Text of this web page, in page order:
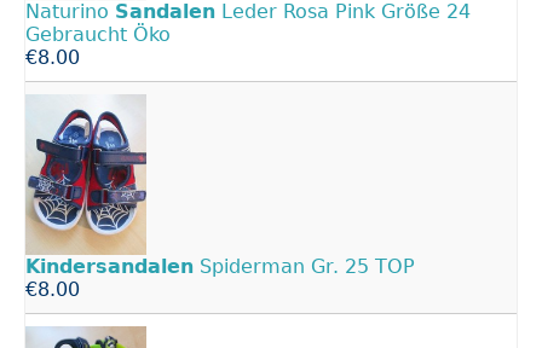
Naturino Sandalen Leder Rosa Pink Größe 24
Gebraucht Öko
€8.00
Kindersandalen Spiderman Gr. 25 TOP
€8.00